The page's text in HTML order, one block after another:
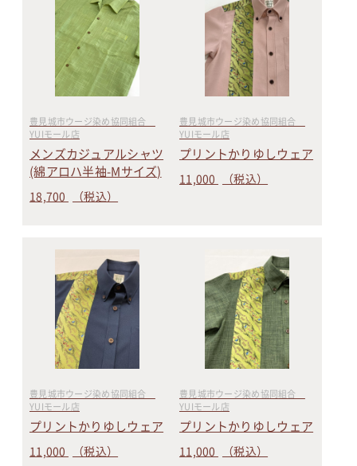
豊見城市ウージ染め協同組合
YUIモール店
メンズカジュアルシャツ
(綿アロハ半袖-Mサイズ)
18,700 （税込）
豊見城市ウージ染め協同組合
YUIモール店
プリントかりゆしウェア
11,000 （税込）
豊見城市ウージ染め協同組合
YUIモール店
プリントかりゆしウェア
11,000 （税込）
豊見城市ウージ染め協同組合
YUIモール店
プリントかりゆしウェア
11,000 （税込）